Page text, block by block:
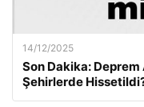
14/12/2025
Son Dakika: Deprem
Şehirlerde